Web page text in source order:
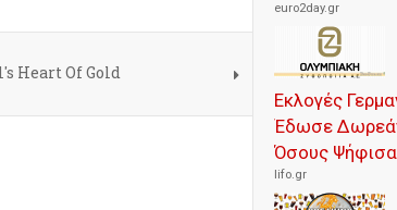
Heart Of Gold
euro2day.gr
Εκλογές
Έδωσε
Όσους
lifo.gr